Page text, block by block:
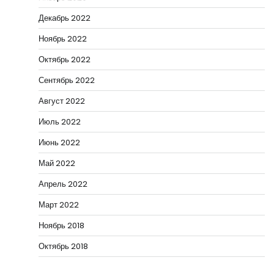
Декабрь 2022
Ноябрь 2022
Октябрь 2022
Сентябрь 2022
Август 2022
Июль 2022
Июнь 2022
Май 2022
Апрель 2022
Март 2022
Ноябрь 2018
Октябрь 2018